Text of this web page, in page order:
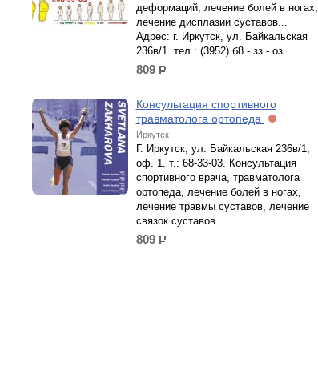
деформаций, лечение болей в ногах,
лечение дисплазии суставов...
Адрес: г. Иркутск, ул. Байкальская
236в/1. тел.: (3952) б8 - зз - оз
809 р.
Консультация спортивного
травматолога ортопеда
Иркутск
Г. Иркутск, ул. Байкальская 236в/1,
оф. 1. т.: 68-33-03. Консультация
спортивного врача, травматолога
ортопеда, лечение болей в ногах,
лечение травмы суставов, лечение
связок суставов
809 р.